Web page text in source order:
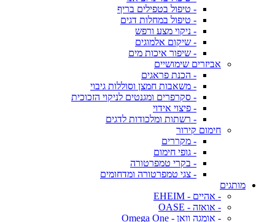
- טיפול בטפילים בריף
- טיפול במחלות דגים
- ניקוי מצע ורפש
- שיקום אלמוגים
- שיפור איכות מים
אביזרים שימושיים
- הכנת פראגים
- משאבות חמצן וסוללות גיבוי
- סקרפרים ומגנטים לניקוי הזכוכית
- פיצוי אידוי
- רשתות ומלכודות לדגים
חימום קירור
- מקררים
- גופי חימום
- בקרי טמפרטורה
- צגי טמפרטורה ומדחומים
מותגים
- אהיים - EHEIM
- אואזה - OASE
- אומגה וואן - Omega One